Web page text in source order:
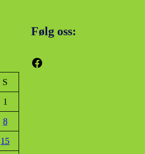
S
1
8
15
Følg oss:
Facebook